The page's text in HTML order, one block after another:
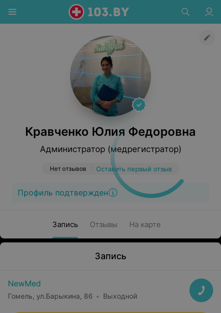
Кравченко Юлия Федоровна
Администратор (медрегистратор)
Нет отзывов Оставить первый отзыв
Профиль подтвержден
Запись Отзывы На карте
Запись
NewMed
Гомель, ул.Барыкина, 86 Выходной